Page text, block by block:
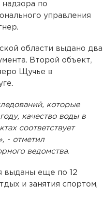
надзора по
управления
области выдано два
Второй объект,
Щучье в
которые
качество воды в
соответствует
- отметил
ведомства.
выданы еще по 12
и занятия спортом,